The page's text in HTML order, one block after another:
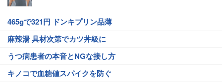
465gで321円 ドンキプリン品薄
麻辣湯 具材次第でカツ丼級に
うつ病患者の本音とNGな接し方
キノコで血糖値スパイクを防ぐ